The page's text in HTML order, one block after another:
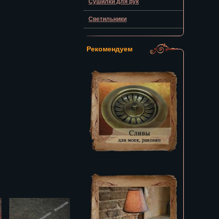
Сушилки для рук
Светильники
Рекомендуем